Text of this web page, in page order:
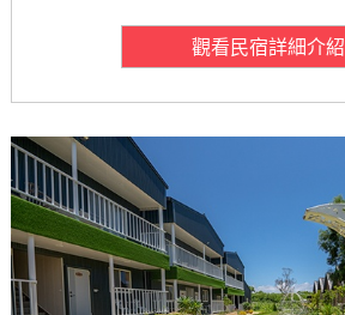
觀看民宿詳細介紹